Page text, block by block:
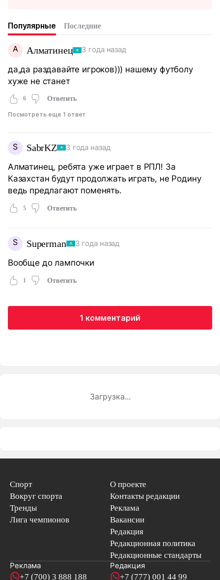
Популярные Последние
А Алматинец 3 года назад
да,да раздавайте игроков))) нашему футболу
хуже не станет
6 Ответить
Посмотреть еще 1 ответ
S SabrKZ 3 года назад
Алматинец, ребята уже играет в РПЛ! За
Казахстан будут продолжать играть, не Родину
ведь предлагают поменять.
5 Ответить
S Superman 3 года назад
Вообще до лампочки
1 Ответить
1 комментарий
Загрузка...
Спорт
Вокруг спорта
Тренды
Лига чемпионов
О проекте
Контакты редакции
Реклама
Вакансии
Редакция
Редакционная политика
Редакционные стандарты
Реклама
+7 (700) 3 888 188
Редакция
+7 (777) 001 44 99